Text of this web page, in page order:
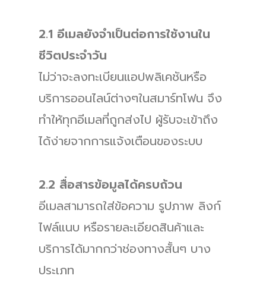
2.1 อีเมลยังจำเป็นต่อการใช้งานใน
ชีวิตประจำวัน
ไม่ว่าจะลงทะเบียนแอปพลิเคชันหรือ
บริการออนไลน์ต่างๆในสมาร์ทโฟน จึง
ทำให้ทุกอีเมลที่ถูกส่งไป ผู้รับจะเข้าถึง
ได้ง่ายจากการแจ้งเตือนของระบบ
2.2 สื่อสารข้อมูลได้ครบถ้วน
อีเมลสามารถใส่ข้อความ รูปภาพ ลิงก์
ไฟล์แนบ หรือรายละเอียดสินค้าและ
บริการได้มากกว่าช่องทางสั้นๆ บาง
ประเภท